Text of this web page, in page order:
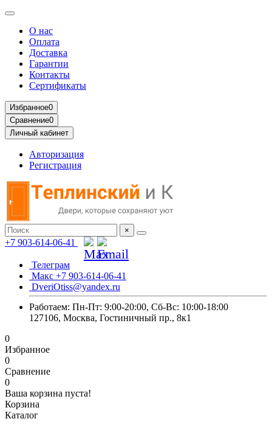
О нас
Оплата
Доставка
Гарантии
Контакты
Сертификаты
Избранное0
Сравнение0
Личный кабинет
Авторизация
Регистрация
×
+7 903-614-06-41
Телеграм
Макс +7 903-614-06-41
DveriOtiss@yandex.ru
Работаем: Пн-Пт: 9:00-20:00, Сб-Вс: 10:00-18:00
127106, Москва, Гостиничный пр., 8к1
0
Избранное
0
Сравнение
0
Ваша корзина пуста!
Корзина
Каталог